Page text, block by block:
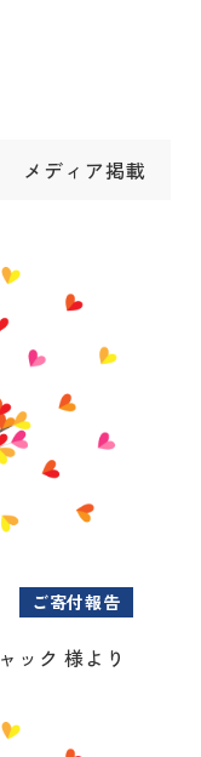
メディア掲載
ご寄付報告
ック 様より